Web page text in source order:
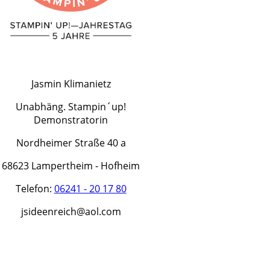
Jasmin Klimanietz
Unabhäng. Stampin´up!
Demonstratorin
Nordheimer Straße 40 a
68623 Lampertheim - Hofheim
Telefon: 06241 - 20 17 80
jsideenreich@aol.com